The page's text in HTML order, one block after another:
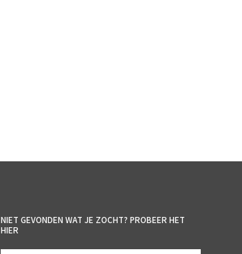
NIET GEVONDEN WAT JE ZOCHT? PROBEER HET
HIER